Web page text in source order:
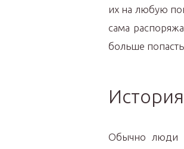
их на любую
сама
больше
Обычно люди